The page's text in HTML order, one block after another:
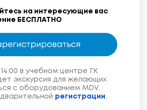
на интересующие вас
БЕСПЛАТНО
в учебном центре ГК
экскурсия для желающих
с оборудованием MDV.
регистрации.